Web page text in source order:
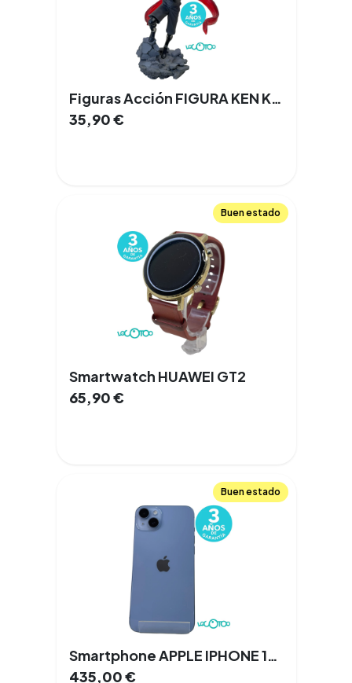
Figuras Acción FIGURA KEN KANEKI
35,90€
Buen estado
Smartwatch HUAWEI GT2
65,90€
Buen estado
Smartphone APPLE IPHONE 14 PLUS 6,7 '' 6 GB 128 GB Doble SIM 5G NFC
435,00€